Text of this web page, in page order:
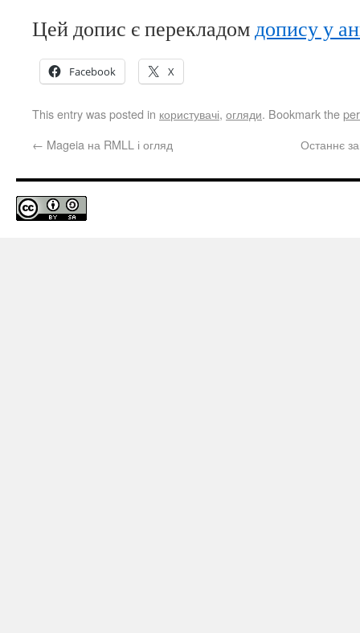
Цей допис є перекладомдопису у
Facebook X
This entry was posted in користувачі, огляди. Bookmark the
← Mageia на RMLL і огляд Останнє